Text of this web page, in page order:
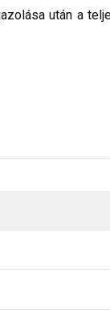
után a